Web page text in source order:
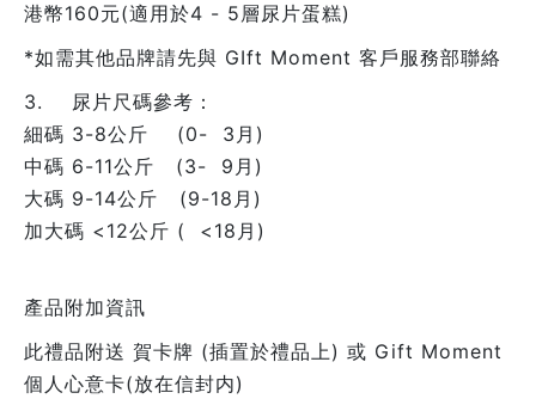
港幣160元(適用於4 - 5層尿片蛋糕)
*如需其他品牌請先與 GIft Moment 客戶服務部聯絡
3. 尿片尺碼參考：
細碼 3-8公斤 (0- 3月)
中碼 6-11公斤 (3- 9月)
大碼 9-14公斤 (9-18月)
加大碼 <12公斤 ( <18月)
產品附加資訊
此禮品附送 賀卡牌 (插置於禮品上) 或 Gift Moment
個人心意卡(放在信封内)